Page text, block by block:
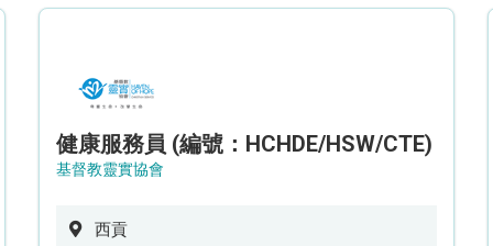
健康服務員 (編號：HCHDE/HSW/CTE)
基督教靈實協會
西貢